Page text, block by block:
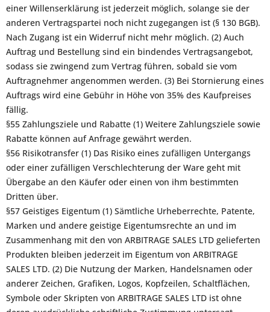
einer Willenserklärung ist jederzeit möglich, solange sie der
anderen Vertragspartei noch nicht zugegangen ist (§ 130 BGB).
Nach Zugang ist ein Widerruf nicht mehr möglich. (2) Auch
Auftrag und Bestellung sind ein bindendes Vertragsangebot,
sodass sie zwingend zum Vertrag führen, sobald sie vom
Auftragnehmer angenommen werden. (3) Bei Stornierung eines
Auftrags wird eine Gebühr in Höhe von 35% des Kaufpreises
fällig.
§55 Zahlungsziele und Rabatte (1) Weitere Zahlungsziele sowie
Rabatte können auf Anfrage gewährt werden.
§56 Risikotransfer (1) Das Risiko eines zufälligen Untergangs
oder einer zufälligen Verschlechterung der Ware geht mit
Übergabe an den Käufer oder einen von ihm bestimmten
Dritten über.
§57 Geistiges Eigentum (1) Sämtliche Urheberrechte, Patente,
Marken und andere geistige Eigentumsrechte an und im
Zusammenhang mit den von ARBITRAGE SALES LTD gelieferten
Produkten bleiben jederzeit im Eigentum von ARBITRAGE
SALES LTD. (2) Die Nutzung der Marken, Handelsnamen oder
anderer Zeichen, Grafiken, Logos, Kopfzeilen, Schaltflächen,
Symbole oder Skripten von ARBITRAGE SALES LTD ist ohne